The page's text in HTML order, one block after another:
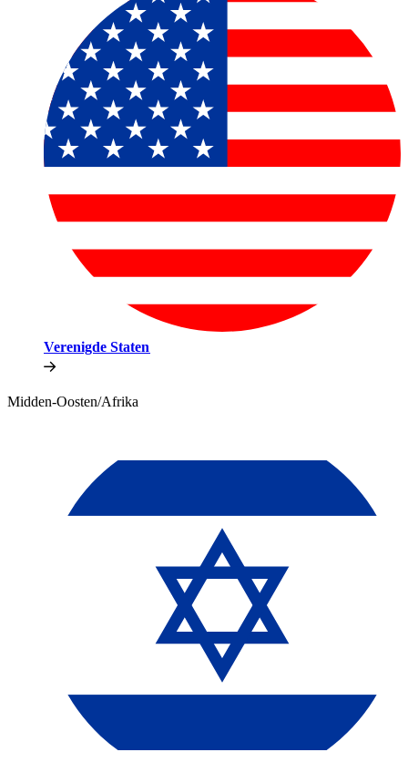
Verenigde Staten​​
Midden-Oosten/Afrika​​